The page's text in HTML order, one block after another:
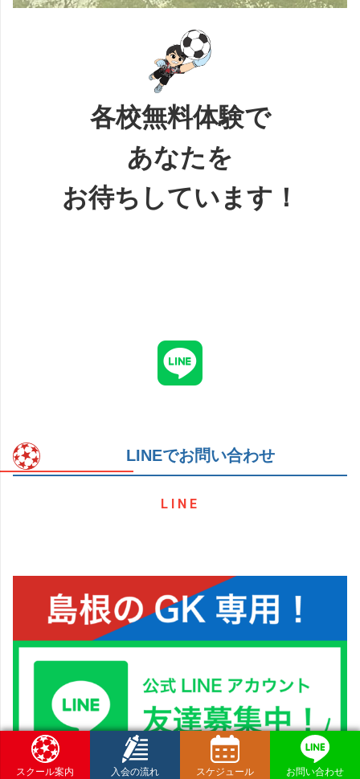
各校無料体験で
あなたを
お待ちしています！
LINEでお問い合わせ
LINE
スクール案内 入会の流れ スケジュール お問い合わせ